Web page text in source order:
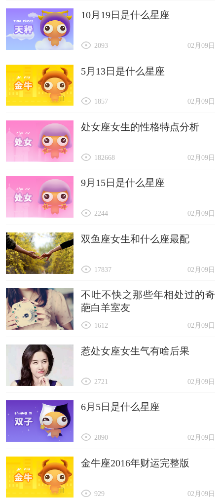
10月19日是什么星座
02月09日
2093
5月13日是什么星座
02月09日
1857
处女座女生的性格特点分析
02月09日
182668
9月15日是什么星座
02月09日
2244
双鱼座女生和什么座最配
02月09日
17837
不吐不快之那些年相处过的奇
葩白羊室友
02月09日
1612
惹处女座女生气有啥后果
02月09日
2721
6月5日是什么星座
02月09日
2890
金牛座2016年财运完整版
02月09日
929